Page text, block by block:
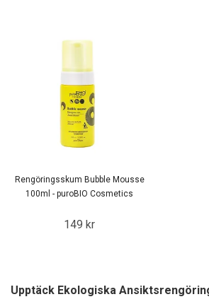
Rengöringsskum Bubble Mousse
100ml - puroBIO Cosmetics
149 kr
Upptäck Ekologiska